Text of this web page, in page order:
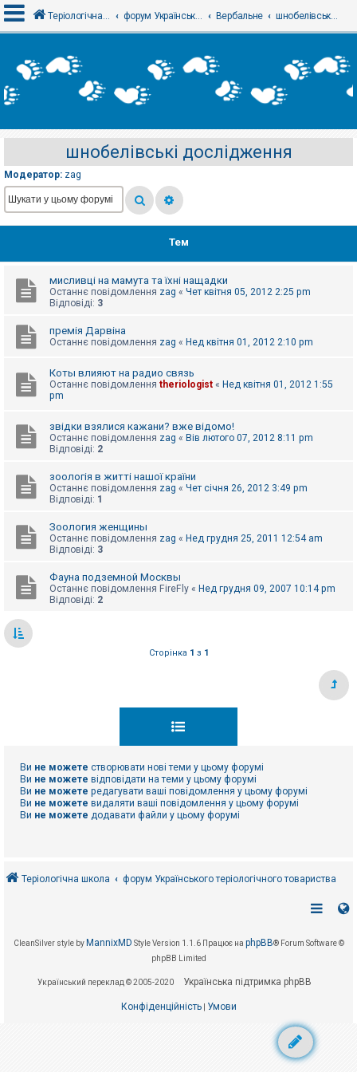
х
і
е
є
с
т
р
а
Т
м
б
о
А
т
т
и
Теріологічна школа форум Українського теріологічного товариства Вербальне шнобелівські дослідження
шнобелівські дослідження
Модератор: zag
Тем
мисливці на мамута та їхні нащадки
Останнє повідомлення zag « Чет квітня 05, 2012 2:25 pm
Відповіді: 3
премія Дарвіна
Останнє повідомлення zag « Нед квітня 01, 2012 2:10 pm
Коты влияют на радио связь
Останнє повідомлення theriologist « Нед квітня 01, 2012 1:55
pm
звідки взялися кажани? вже відомо!
Останнє повідомлення zag « Вів лютого 07, 2012 8:11 pm
Відповіді: 2
зоологія в житті нашої країни
Останнє повідомлення zag « Чет січня 26, 2012 3:49 pm
Відповіді: 1
Зоология женщины
Останнє повідомлення zag « Нед грудня 25, 2011 12:54 am
Відповіді: 3
Фауна подземной Москвы
Останнє повідомлення FireFly « Нед грудня 09, 2007 10:14 pm
Відповіді: 2
Сторінка 1 з 1
Ви не можете створювати нові теми у цьому форумі
Ви не можете відповідати на теми у цьому форумі
Ви не можете редагувати ваші повідомлення у цьому форумі
Ви не можете видаляти ваші повідомлення у цьому форумі
Ви не можете додавати файли у цьому форумі
Теріологічна школа форум Українського теріологічного товариства
CleanSilver style by MannixMD Style Version 1.1.6 Працює на phpBB® Forum Software ©
phpBB Limited
Український переклад © 2005-2020 Українська підтримка phpBB
Конфіденційність| Умови